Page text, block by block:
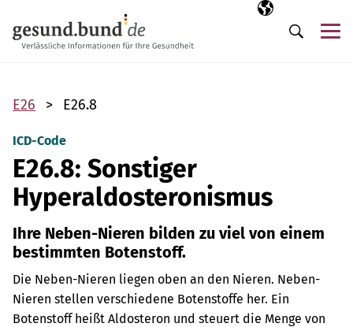
Ausgewählte
DE
Suche
E26 E26.8
ICD-Code
E26.8: Sonstiger
Hyperaldosteronismus
Ihre Neben-Nieren bilden zu viel von einem
bestimmten Botenstoff.
Die Neben-Nieren liegen oben an den Nieren. Neben-
Nieren stellen verschiedene Botenstoffe her. Ein
Botenstoff heißt Aldosteron und steuert die Menge von